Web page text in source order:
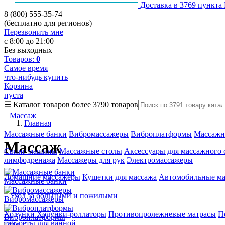
Доставка в 3769
8 (800) 555-35-74
(бесплатно для регионов)
Перезвонить мне
с 8:00 до 21:00
Без выходных
Товаров: 0
Самое время
что-нибудь купить
Корзина
пуста
☰ Каталог товаров более 3790 товаров
Массаж
Массажные банки Вибромассажеры Виброплатформы
Свинг машины Массажные столы Аксессуары для массажного
лимфодренажа Массажеры для рук Электромассажеры
Домашние массажеры Кушетки для массажа Автомобильные
Уход за больными и пожилыми
ХодункиХодунки-роллаторы Противопролежневые матрасы
табуреты для ванной
Главная
Массаж
Массажные банки
Вибромассажеры
Виброплатформы